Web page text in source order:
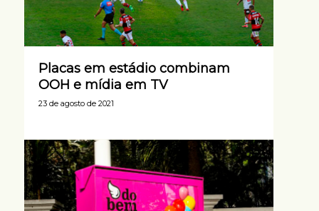
Placas em estádio combinam
OOH e mídia em TV
23 de agosto de 2021